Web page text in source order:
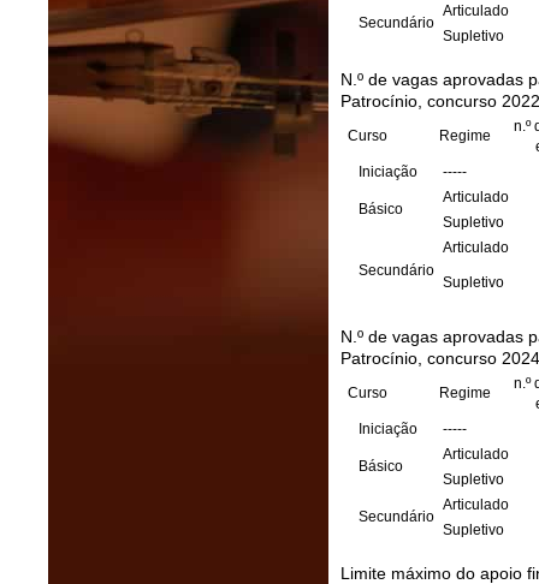
Secundário
Articulado
Supletivo
N.º de vagas aprovadas
Patrocínio, concurso
Curso Regime
n.º
Iniciação
-----
Básico
Articulado
Supletivo
Secundário
Articulado
Supletivo
N.º de vagas aprovadas
Patrocínio, concurso
Curso Regime
n.º
Iniciação
-----
Básico
Articulado
Supletivo
Secundário
Articulado
Supletivo
Limite máximo do apoio